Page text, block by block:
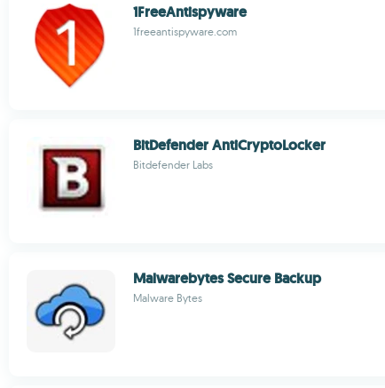
1FreeAntispyware
1freeantispyware.com
BitDefender AntiCryptoLocker
Bitdefender Labs
Malwarebytes Secure Backup
Malware Bytes